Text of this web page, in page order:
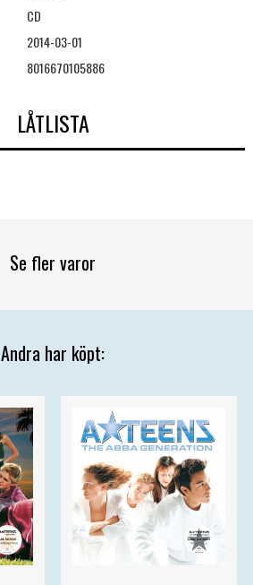
CD
2014-03-01
8016670105886
LÅTLISTA
Se fler varor
Andra har köpt: